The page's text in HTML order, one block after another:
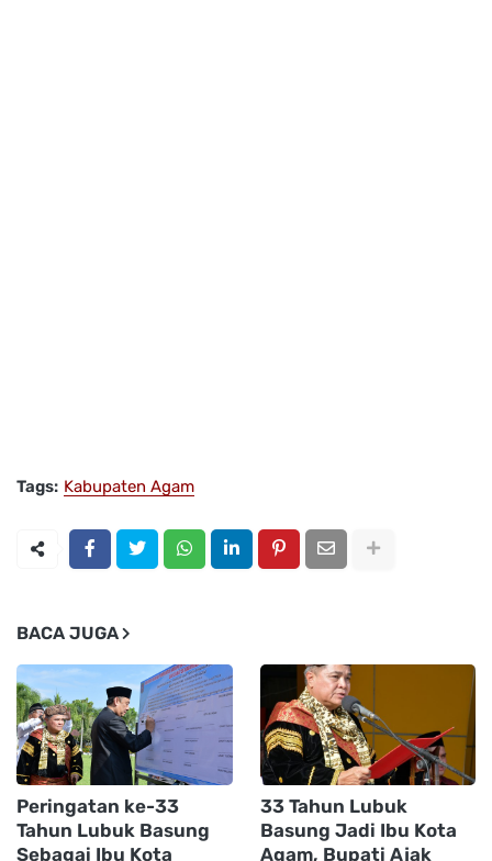
Tags: Kabupaten Agam
BACA JUGA
Peringatan ke-33
Tahun Lubuk Basung
Sebagai Ibu Kota
33 Tahun Lubuk
Basung Jadi Ibu Kota
Agam, Bupati Ajak